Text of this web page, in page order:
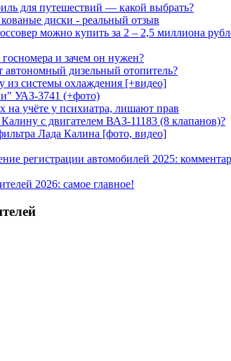
для путешествий — какой выбрать?
диски - реальный отзыв
можно купить за 2 – 2,5 миллиона
госномера и зачем он нужен?
автономный дизельный отопитель?
из системы охлаждения [+видео]
УАЗ-3741 (+фото)
на учёте у психиатра, лишают прав
с двигателем ВАЗ-11183 (8 клапанов)?
Лада Калина [фото, видео]
регистрации автомобилей 2025:
2026: самое главное!